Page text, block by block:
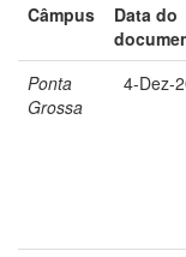
Câmpus
Data do
Ponta
Grossa
4-Dez-